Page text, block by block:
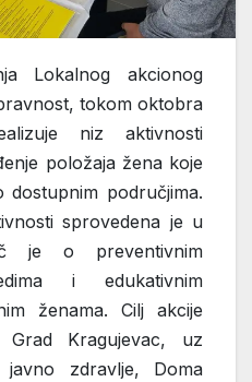
Lokalnog akcionog
tokom oktobra
niz aktivnosti
položaja žena koje
područjima.
sprovedena je u
je o preventivnim
i edukativnim
ženama. Cilj akcije
Kragujevac, uz
zdravlje, Doma